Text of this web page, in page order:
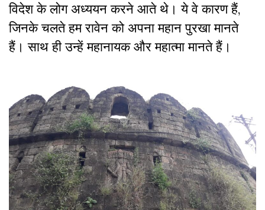
विदेश के लोग अध्ययन करने आते थे। ये वे कारण हैं,
जिनके चलते हम रावेन को अपना महान पुरखा मानते
हैं। साथ ही उन्हें महानायक और महात्मा मानते हैं।